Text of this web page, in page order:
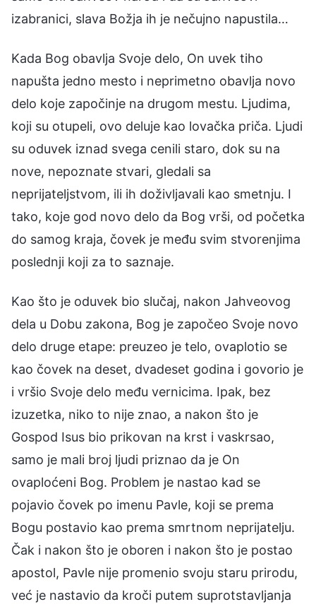
izabranici, slava Božja ih je nečujno napustila…
Kada Bog obavlja Svoje delo, On uvek tiho
napušta jedno mesto i neprimetno obavlja novo
delo koje započinje na drugom mestu. Ljudima,
koji su otupeli, ovo deluje kao lovačka priča. Ljudi
su oduvek iznad svega cenili staro, dok su na
nove, nepoznate stvari, gledali sa
neprijateljstvom, ili ih doživljavali kao smetnju. I
tako, koje god novo delo da Bog vrši, od početka
do samog kraja, čovek je među svim stvorenjima
poslednji koji za to saznaje.
Kao što je oduvek bio slučaj, nakon Jahveovog
dela u Dobu zakona, Bog je započeo Svoje novo
delo druge etape: preuzeo je telo, ovaplotio se
kao čovek na deset, dvadeset godina i govorio je
i vršio Svoje delo među vernicima. Ipak, bez
izuzetka, niko to nije znao, a nakon što je
Gospod Isus bio prikovan na krst i vaskrsao,
samo je mali broj ljudi priznao da je On
ovaploćeni Bog. Problem je nastao kad se
pojavio čovek po imenu Pavle, koji se prema
Bogu postavio kao prema smrtnom neprijatelju.
Čak i nakon što je oboren i nakon što je postao
apostol, Pavle nije promenio svoju staru prirodu,
već je nastavio da kroči putem suprotstavljanja